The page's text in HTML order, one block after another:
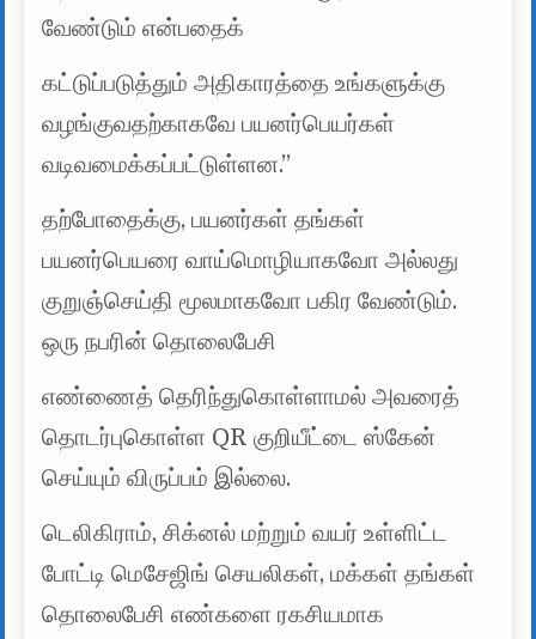
வேண்டும் என்பதைக்
கட்டுப்படுத்தும் அதிகாரத்தை உங்களுக்கு
வழங்குவதற்காகவே பயனர்பெயர்கள்
வடிவமைக்கப்பட்டுள்ளன.”
தற்போதைக்கு, பயனர்கள் தங்கள்
பயனர்பெயரை வாய்மொழியாகவோ அல்லது
குறுஞ்செய்தி மூலமாகவோ பகிர வேண்டும்.
ஒரு நபரின் தொலைபேசி
எண்ணைத் தெரிந்துகொள்ளாமல் அவரைத்
தொடர்புகொள்ள QR குறியீட்டை ஸ்கேன்
செய்யும் விருப்பம் இல்லை.
டெலிகிராம், சிக்னல் மற்றும் வயர் உள்ளிட்ட
போட்டி மெசேஜிங் செயலிகள், மக்கள் தங்கள்
தொலைபேசி எண்களை ரகசியமாக